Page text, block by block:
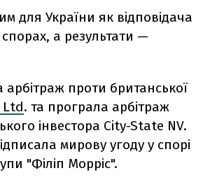
для України як відповідача
спорах, а результати —
арбітраж проти британської
Ltd. та програла арбітраж
інвестора City-State NV.
мирову угоду у спорі
"Філіп Морріс".